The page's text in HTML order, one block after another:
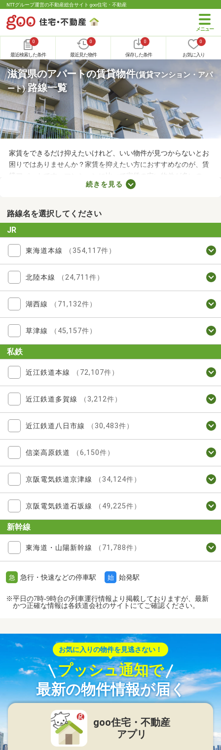
NTTグループ運営の不動産総合サイト goo住宅・不動産
0
最近検索した条件
0
最近見た物件
0
保存した条件
0
お気に入り
滋賀県のアパートの賃貸物件(賃貸マンション・アパ
ート)路線一覧
家賃をできるだけ抑えたいけれど、いい物件が見つからないとお
困りではありませんか？家賃を抑えたい方におすすめなのが、賃
貸アパートです。マンションに比べて家賃の安い物件が多いの
で、月々の支出を抑えられますよ。ここでは、おすすめの賃貸ア
件を見比べてみましょう。
続きを見る
路線名を選択してください
JR
東海道本線 （354,117件）
北陸本線 （24,711件）
湖西線 （71,132件）
草津線 （45,157件）
私鉄
近江鉄道本線 （72,107件）
近江鉄道多賀線 （3,212件）
近江鉄道八日市線 （30,483件）
信楽高原鉄道 （6,150件）
京阪電気鉄道京津線 （34,124件）
京阪電気鉄道石坂線 （49,225件）
新幹線
東海道・山陽新幹線 （71,788件）
急 急行・快速などの停車駅 始 始発駅
※平日の7時-9時台の列車運行情報より掲載しておりますが、最新
かつ正確な情報は各鉄道会社のサイトにてご確認ください。
お気に入りの物件を見逃さない！
プッシュ通知で
最新の物件情報が届く
goo住宅・不動産
アプリ